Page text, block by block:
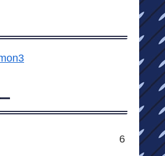
6